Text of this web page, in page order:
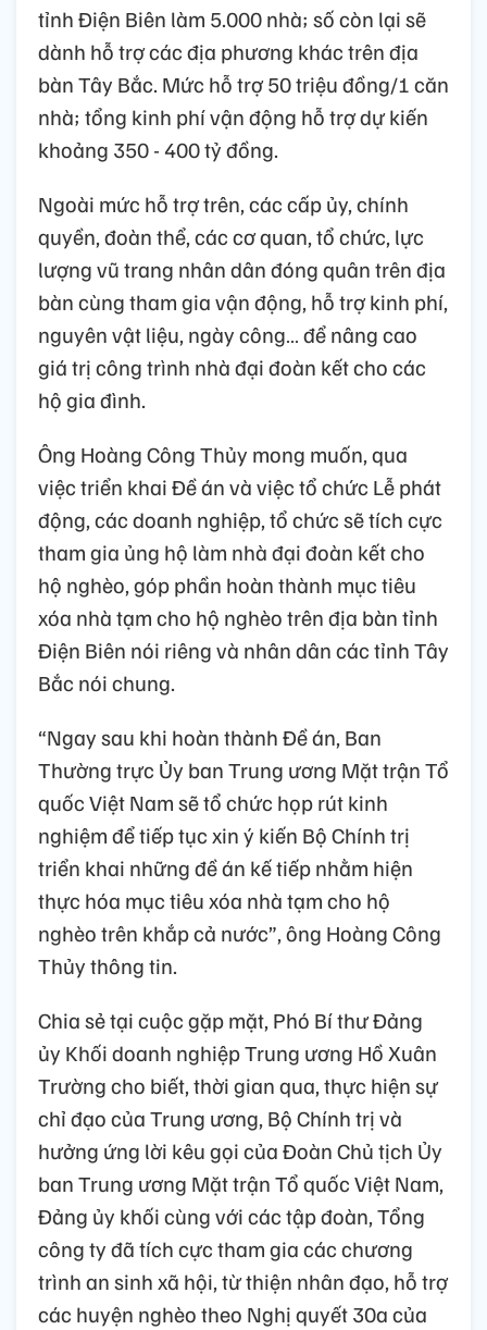
tỉnh Điện Biên làm 5.000 nhà; số còn lại sẽ
dành hỗ trợ các địa phương khác trên địa
bàn Tây Bắc. Mức hỗ trợ 50 triệu đồng/1 căn
nhà; tổng kinh phí vận động hỗ trợ dự kiến
khoảng 350 - 400 tỷ đồng.
Ngoài mức hỗ trợ trên, các cấp ủy, chính
quyền, đoàn thể, các cơ quan, tổ chức, lực
lượng vũ trang nhân dân đóng quân trên địa
bàn cùng tham gia vận động, hỗ trợ kinh phí,
nguyên vật liệu, ngày công… để nâng cao
giá trị công trình nhà đại đoàn kết cho các
hộ gia đình.
Ông Hoàng Công Thủy mong muốn, qua
việc triển khai Đề án và việc tổ chức Lễ phát
động, các doanh nghiệp, tổ chức sẽ tích cực
tham gia ủng hộ làm nhà đại đoàn kết cho
hộ nghèo, góp phần hoàn thành mục tiêu
xóa nhà tạm cho hộ nghèo trên địa bàn tỉnh
Điện Biên nói riêng và nhân dân các tỉnh Tây
Bắc nói chung.
“Ngay sau khi hoàn thành Đề án, Ban
Thường trực Ủy ban Trung ương Mặt trận Tổ
quốc Việt Nam sẽ tổ chức họp rút kinh
nghiệm để tiếp tục xin ý kiến Bộ Chính trị
triển khai những đề án kế tiếp nhằm hiện
thực hóa mục tiêu xóa nhà tạm cho hộ
nghèo trên khắp cả nước”, ông Hoàng Công
Thủy thông tin.
Chia sẻ tại cuộc gặp mặt, Phó Bí thư Đảng
ủy Khối doanh nghiệp Trung ương Hồ Xuân
Trường cho biết, thời gian qua, thực hiện sự
chỉ đạo của Trung ương, Bộ Chính trị và
hưởng ứng lời kêu gọi của Đoàn Chủ tịch Ủy
ban Trung ương Mặt trận Tổ quốc Việt Nam,
Đảng ủy khối cùng với các tập đoàn, Tổng
công ty đã tích cực tham gia các chương
trình an sinh xã hội, từ thiện nhân đạo, hỗ trợ
các huyện nghèo theo Nghị quyết 30a của